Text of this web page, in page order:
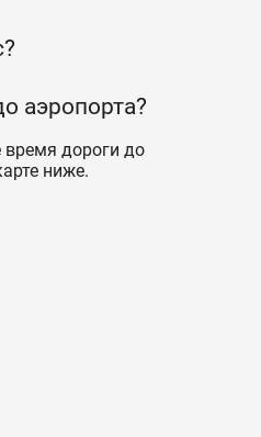
аэропорта?
время дороги до
ниже.